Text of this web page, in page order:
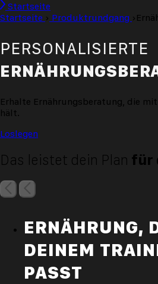
Startseite
Startseite › Produktrundgang ›
PERSONALISIERTE
Erhalte Ernährungsberatung, die
hält.
Loslegen
Das leistet dein Plan für
ERNÄHRUNG,
DEINEM
PASST